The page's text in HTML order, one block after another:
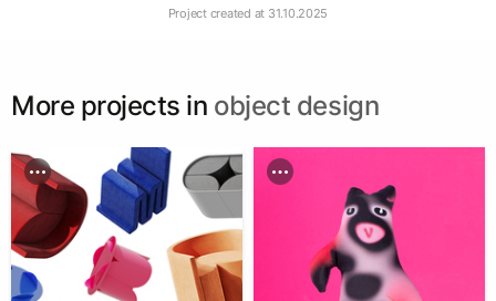
Project created at 31.10.2025
More projects in object design